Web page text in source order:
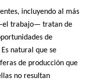
incluyendo al más
trabajo— tratan de
de
natural que se
de producción que
no resultan